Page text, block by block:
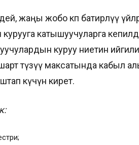
жаңы жобо көп батирлүү
катышуучуларга
куруу ниетин
түзүү максатында кабыл
күчүнө кирет.